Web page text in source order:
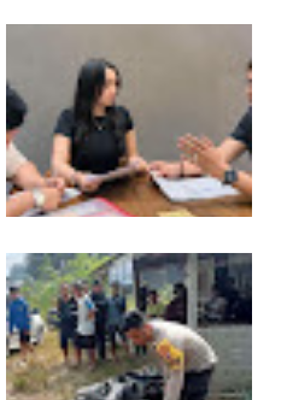
13 Jam Berjuang, Polsek
Toba dan Warga Berhasil
Jinakkan Karhutla 7 Hektare
di Desa Bagan Asam
Diduga Jadi Korban
Penyebaran Foto Pribadi
dan Dicemarkan di TikTok,
AF Lapor ke Polda Sumut